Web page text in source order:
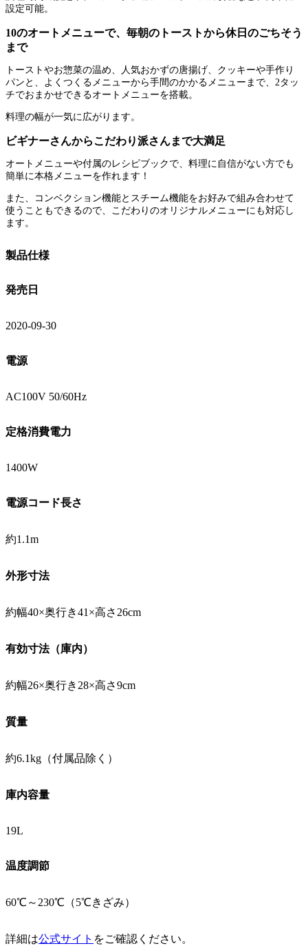
設定可能。
10のオートメニューで、毎朝のトーストから休日のごちそう
まで
トーストやお惣菜の温め、人気おかずの唐揚げ、クッキーや手作り
パンと、よくつくるメニューから手間のかかるメニューまで、2タッ
チでおまかせできるオートメニューを搭載。
料理の幅が一気に広がります。
ビギナーさんからこだわり派さんまで大満足
オートメニューや付属のレシピブックで、料理に自信がない方でも
簡単に本格メニューを作れます！
また、コンベクション機能とスチーム機能をお好みで組み合わせて
使うこともできるので、こだわりのオリジナルメニューにも対応し
ます。
製品仕様
発売日
2020-09-30
電源
AC100V 50/60Hz
定格消費電力
1400W
電源コード長さ
約1.1m
外形寸法
約幅40×奥行き41×高さ26cm
有効寸法（庫内）
約幅26×奥行き28×高さ9cm
質量
約6.1kg（付属品除く）
庫内容量
19L
温度調節
60℃～230℃（5℃きざみ）
詳細は公式サイト をご確認ください。